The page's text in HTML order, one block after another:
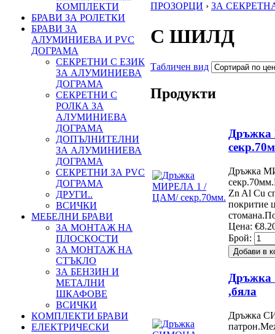
КОМПЛЕКТИ
БРАВИ ЗА РОЛЕТКИ
БРАВИ ЗА
АЛУМИНИЕВА И PVC
ДОГРАМА
СЕКРЕТНИ С ЕЗИК
ЗА АЛУМИНИЕВА
ДОГРАМА
СЕКРЕТНИ С
РОЛКА ЗА
АЛУМИНИЕВА
ДОГРАМА
ДОПЪЛНИТЕЛНИ
ЗА АЛУМИНИЕВА
ДОГРАМА
СЕКРЕТНИ ЗА PVC
ДОГРАМА
ДРУГИ..
ВСИЧКИ
МЕБЕЛНИ БРАВИ
ЗА МОНТАЖ НА
ПЛОСКОСТИ
ЗА МОНТАЖ НА
СТЪКЛО
ЗА БЕНЗИН И
МЕТАЛНИ
ШКАФОВЕ
ВСИЧКИ
КОМПЛЕКТИ БРАВИ
ЕЛЕКТРИЧЕСКИ
ПРОЗОРЦИ › ЗА
С ШИЛД
Табличен вид
Продукти
Дръжка
Zn Al Cu
покритие
Цена:
Брой:
Дръжка
,бяла
Дръжка